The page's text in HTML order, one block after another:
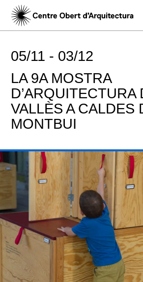
05/11 - 03/12
LA 9A MOSTRA
D’ARQUITECTURA
VALLÈS A CALDES
MONTBUI